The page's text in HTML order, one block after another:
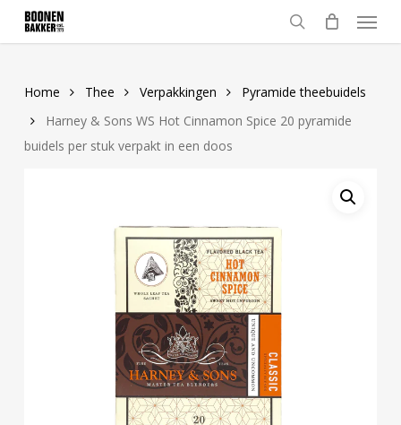
main
search
Menu
Home Thee Verpakkingen
Pyramide theebuidels
Harney & Sons WS Hot Cinnamon Spice 20 pyramide
buidels per stuk verpakt in een doos